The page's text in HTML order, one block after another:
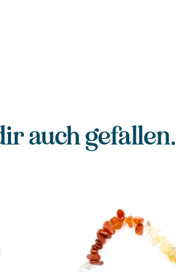
auch